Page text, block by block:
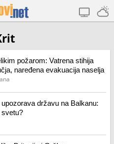
požarom: Vatrena stihija
naređena evakuacija naselja
državu na Balkanu:
svetu?